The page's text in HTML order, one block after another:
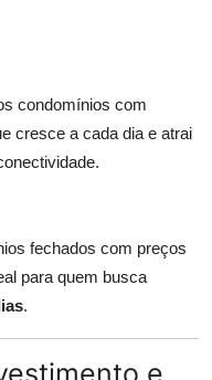
condomínios com
cresce a cada dia e atrai
fechados com preços
para quem busca
.
e